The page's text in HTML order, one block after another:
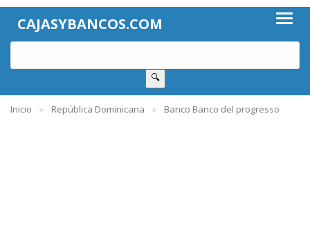
CAJASYBANCOS.COM
🔍
Inicio República Dominicana Banco Banco del progresso